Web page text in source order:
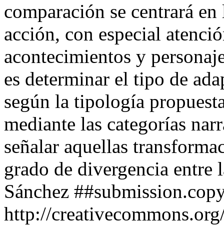
comparación se centrará
acción, con especial
acontecimientos y
es determinar el tipo de
según la tipología
mediante las categorías
señalar aquellas
grado de divergencia entre
Sánchez
http://